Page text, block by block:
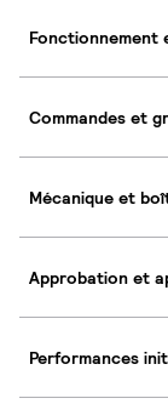
Commandes et
Mécanique et
Approbation et
Performances